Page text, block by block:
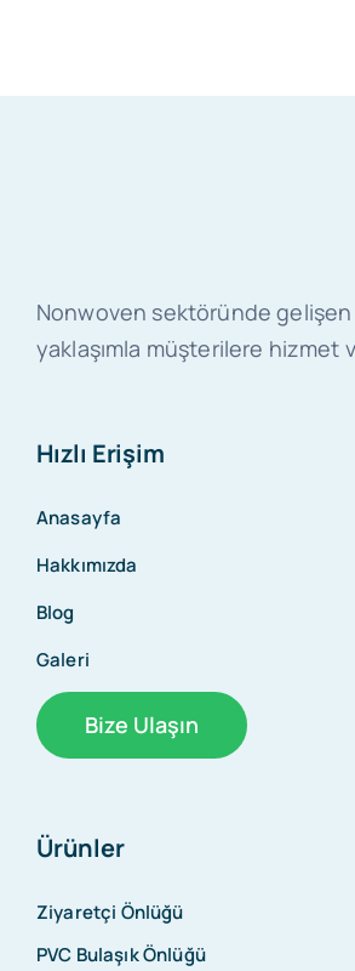
Nonwoven sektöründe
yaklaşımla müşterilere hizmet
Hızlı Erişim
Anasayfa
Hakkımızda
Blog
Galeri
Bize Ulaşın
Ürünler
Ziyaretçi Önlüğü
PVC Bulaşık Önlüğü